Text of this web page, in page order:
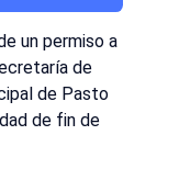
un permiso a
de
de Pasto
de fin de